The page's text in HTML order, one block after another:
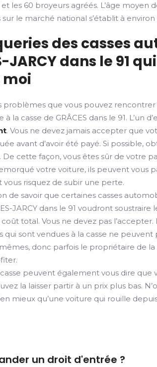
les 60 broyeurs agréés. L’âge moyen
le marché national s’établit à environ
des casses
JARCY dans le 91
problèmes que vous pouvez rencontrer
la casse de GRÂCES dans le 91. L’un
. Vous ne devez jamais accepter que
avant d’avoir été payé. Si possible,
De cette façon, vous êtes sûr de votre
votre voiture, ils peuvent vous
risquez de subir une perte.
de savoir que certaines casses
JARCY dans le 91 voudront soustraire
total. Vous ne devez pas l’accepter.
qui sont vendues à la casse ne peuvent
donc parfois le propriétaire de la
peuvent également vous dire que
la laisser partir à un prix plus bas.
mieux qu’une voiture qui rouille
un droit d'entrée ?